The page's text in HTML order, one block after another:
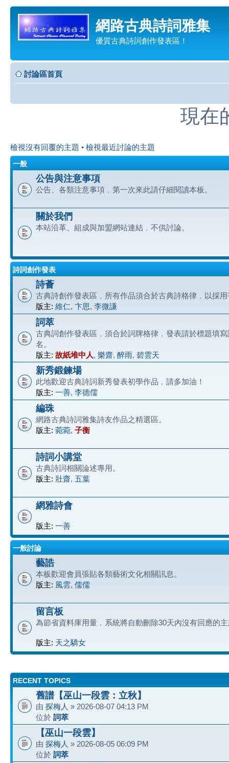
網路古典詩詞雅集
優質古典詩詞創作發表區！
討論區首頁
現在
檢視沒有回覆的主題 • 檢視最近討論的主題
一般
公告與注意事項
公告、各類注意事項﹐第一次來此請仔細閱讀本板。
關於我們
本站沿革、組成與加盟網站連結﹐不供討論。
詩詞創作發表
詩薈
古典詩創作發表區﹐所有作品須合於古典詩格律﹐以採
版主: 維仁, 卞思, 李微謙
詞萃
古典詞創作發表區﹐須合於詞牌格律﹐發表請於標題填
名。
版主: 故紙堆中人, 樂齋, 醉雨, 碧雲天
新秀鍛鍊場
此地歡迎古典詩詞新秀發表初學作品﹐請多加油！
版主: 一善, 李德儒
編珠
網路古典詩詞雅集詩友作品之精選區。
版主: 菀菀, 子衡
詩詞小講堂
古典詩詞相關論述專用。
版主: 壯齋, 五葉
網雅詩會
版主: 一善
一般討論
藝誥
本板歡迎會員張貼各類藝術文化相關訊息。
版主: 風雲, 儒儒
留言板
為節省資料庫用量﹐系統將自動刪除30天內沒有回應的
版主: 天之驕女
RECENT TOPICS
舊譜【巫山一段雲：立秋】
由 探梅人 » 2026-08-07 04:13 PM
位於 詞萃
【巫山一段雲】
由 探梅人 » 2026-08-05 06:09 PM
位於 詞萃